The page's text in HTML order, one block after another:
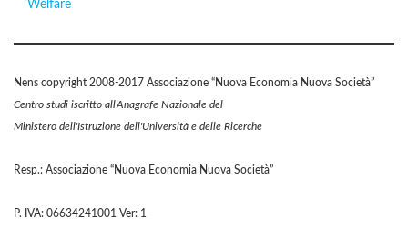
Welfare
Nens copyright 2008-2017 Associazione “Nuova Economia Nuova Società”
Centro studi iscritto all'Anagrafe Nazionale del
Ministero dell'Istruzione dell'Università e delle Ricerche
Resp.: Associazione “Nuova Economia Nuova Società”
P. IVA: 06634241001 Ver: 1